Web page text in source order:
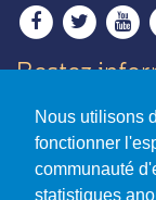
Nous utilisons
fonctionner
communauté
statistiques
Restez
Contactez-
Envoyer un e-mail